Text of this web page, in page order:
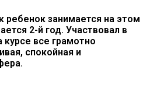
ребенок занимается на этом
2-й год. Участвовал в
курсе все грамотно
спокойная и